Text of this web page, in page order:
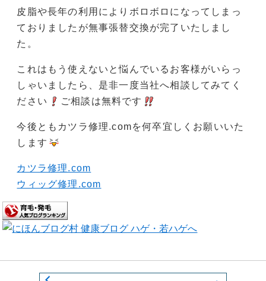
皮脂や長年の利用によりボロボロになってしまっ
ておりましたが無事張替交換が完了いたしまし
た。
これはもう使えないと悩んでいるお客様がいらっ
しゃいましたら、是非一度当社へ相談してみてく
ださい
ご相談は無料です
今後ともカツラ修理.comを何卒宜しくお願いいた
します
カツラ修理.com
ウィッグ修理.com